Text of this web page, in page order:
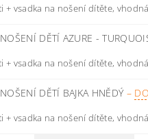
+ vsadka na nošení dítěte,
DĚTÍ AZURE -
+ vsadka na nošení dítěte,
DĚTÍ BAJKA HNĚDÝ –
+ vsadka na nošení dítěte,